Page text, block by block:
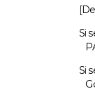
Si
Si